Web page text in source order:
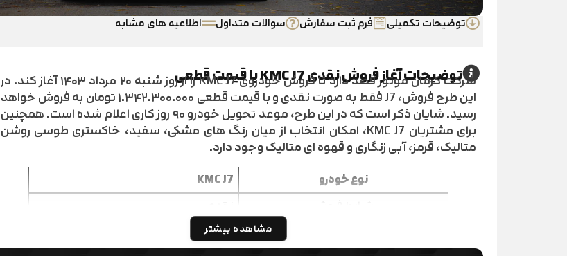
توضیحات تکمیلی فرم ثبت سفارش سوالات متداول اطلاعیه های مشابه
توضیحات آغاز فروش نقدی KMC J7 با قیمت قطعی شرکت کرمان موتور قصد دارد تا فروش خودروی KMC J7 را از روز شنبه ۲۰ مرداد ۱۴۰۳ آغاز کند. در
این طرح فروش، J7 فقط به صورت نقدی و با قیمت قطعی ۱.۳۴۲.۳۰۰.۰۰۰ تومان به فروش خواهد
رسید. شایان ذکر است که در این طرح، موعد تحویل خودرو ۹۰ روز کاری اعلام شده است. همچنین
برای مشتریان KMC J7، امکان انتخاب از میان رنگ های مشکی، سفید، خاکستری طوسی روشن
متالیک، قرمز، آبی زنگاری و قهوه ای متالیک وجود دارد.
نوع خودرو
KMC J7
۱۳.۴۲۳.۰۰۰.۰۰۰ ریالمشاهده بیشتر